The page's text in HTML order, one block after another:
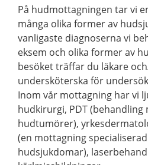
På hudmottagningen tar vi
många olika former av
vanligaste diagnoserna vi
eksem och olika former av
besöket träffar du läkare
undersköterska för
Inom vår mottagning har vi
hudkirurgi, PDT
hudtumörer),
(en mottagning
hudsjukdomar),